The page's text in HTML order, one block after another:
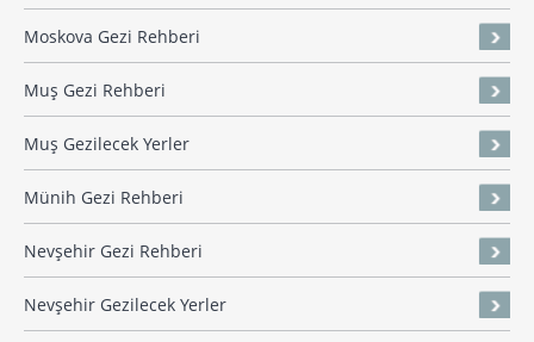
Moskova Gezi Rehberi
Muş Gezi Rehberi
Muş Gezilecek Yerler
Münih Gezi Rehberi
Nevşehir Gezi Rehberi
Nevşehir Gezilecek Yerler